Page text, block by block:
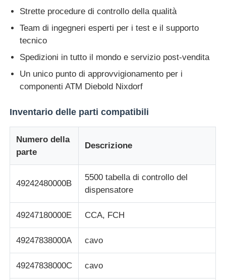
Sortitore di banconote
contatore della fattura
Stampante della carta
Bancomat
Riciclatore di monete
Strette procedure di controllo della qualità
Team di ingegneri esperti per i test e il supporto
tecnico
Spedizioni in tutto il mondo e servizio post-vendita
Un unico punto di approvvigionamento per i
componenti ATM Diebold Nixdorf
Inventario delle parti compatibili
Numero della
parte
Descrizione
49242480000B
5500 tabella di controllo del
dispensatore
49247180000E CCA, FCH
49247838000A cavo
49247838000C cavo